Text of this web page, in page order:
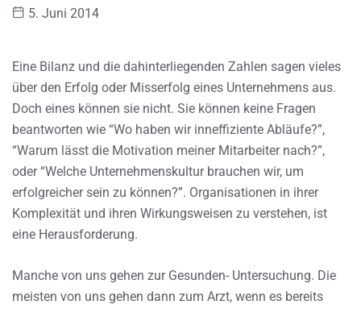
5. Juni 2014
Eine Bilanz und die dahinterliegenden Zahlen sagen vieles
über den Erfolg oder Misserfolg eines Unternehmens aus.
Doch eines können sie nicht. Sie können keine Fragen
beantworten wie “Wo haben wir inneffiziente Abläufe?”,
“Warum lässt die Motivation meiner Mitarbeiter nach?”,
oder “Welche Unternehmenskultur brauchen wir, um
erfolgreicher sein zu können?”. Organisationen in ihrer
Komplexität und ihren Wirkungsweisen zu verstehen, ist
eine Herausforderung.
Manche von uns gehen zur Gesunden- Untersuchung. Die
meisten von uns gehen dann zum Arzt, wenn es bereits